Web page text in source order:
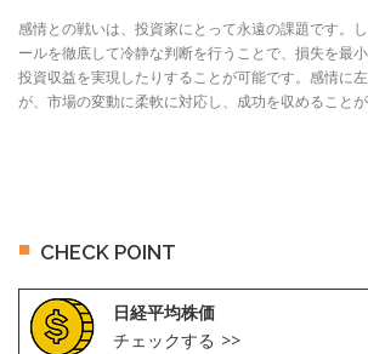
感情との戦いは、投資家にとって永遠の課題です。
ールを徹底して冷静な判断を行うことで、損失を最
投資収益を実現したりすることが可能です。感情に
が、市場の変動に柔軟に対応し、成功を収めることが
CHECK POINT
日経平均株価
チェックする